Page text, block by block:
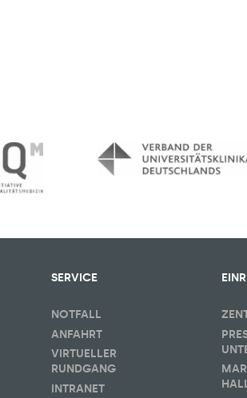
SERVICE
NOTFALL
ANFAHRT
VIRTUELLER
RUNDGANG
INTRANET